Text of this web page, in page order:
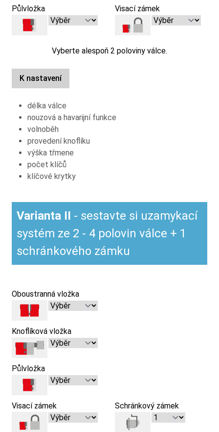
Půlvložka Visací zámek
Vyberte alespoň 2 poloviny válce.
K nastavení
délka válce
nouzová a havarijní funkce
volnoběh
provedení knoflíku
výška třmene
počet klíčů
klíčové krytky
Varianta II - sestavte si uzamykací
systém ze 2 - 4 polovin válce + 1
schránkového zámku
Oboustranná vložka
Knoflíková vložka
Půlvložka
Visací zámek Schránkový zámek